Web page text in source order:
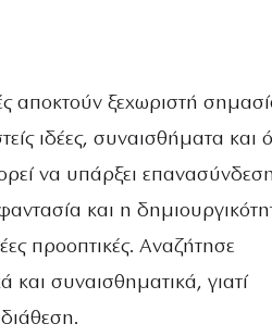
αποκτούν ξεχωριστή
ιδέες, συναισθήματα και
να υπάρξει
και η
προοπτικές. Αναζήτησε
συναισθηματικά, γιατί